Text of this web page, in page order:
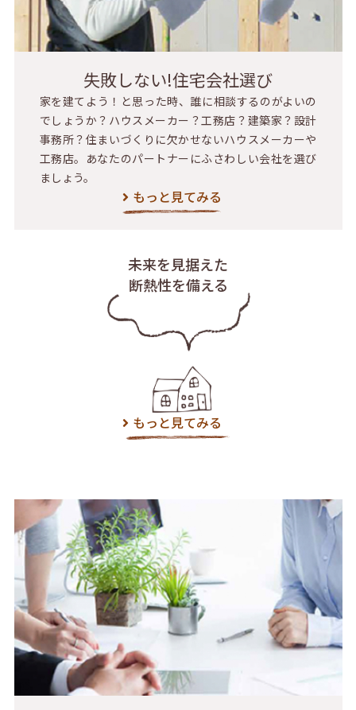
失敗しない!住宅会社選び
家を建てよう！と思った時、誰に相談するのがよいの
でしょうか？ハウスメーカー？工務店？建築家？設計
事務所？住まいづくりに欠かせないハウスメーカーや
工務店。あなたのパートナーにふさわしい会社を選び
ましょう。
もっと見てみる
未来を見据えた
断熱性を備える
もっと見てみる